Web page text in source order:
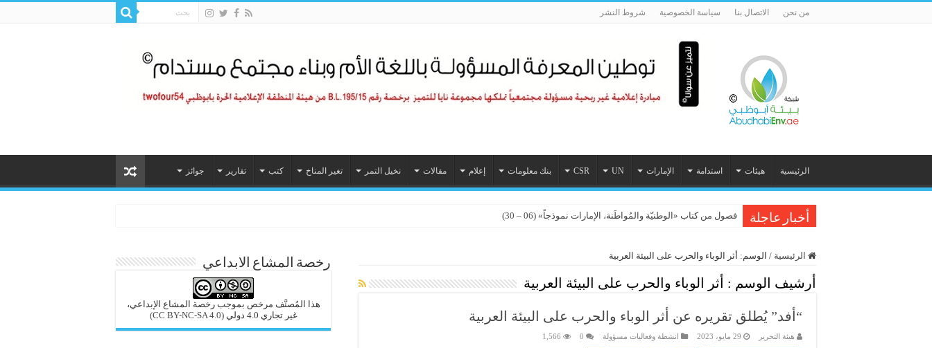
من نحن الاتصال بنا سياسة الخصوصية شروط النشر
الرئيسية هيئات استدامة الإمارات UN
CSR بنك معلومات إعلام مقالات نخيل التمر تغير المناخ كتب تقارير جوائز
أخبار عاجلة فصول من كتاب «الوطنيّة والمُواطَنة، الإمارات نموذجاً» (06 – 30)
الرئيسية / الوسم: أثر الوباء والحرب على البيئة العربية
أرشيف الوسم : أثر الوباء والحرب على البيئة العربية
“أفد” يُطلق تقريره عن أثر الوباء والحرب على البيئة العربية
هيئة التحرير 29 مايو، 2023 انشطة وفعاليات مسؤولة 0
1,566
رخصة المشاع الابداعي
هذا المُصنَّف مرخص بموجب رخصة المشاع الإبداعي،
غير تجاري 4.0 دولي
(CC BY-NC-SA 4.0)